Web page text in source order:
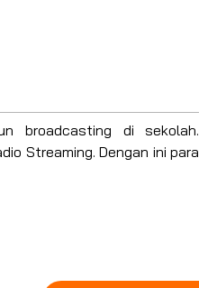
broadcasting di sekolah.
Streaming. Dengan ini para